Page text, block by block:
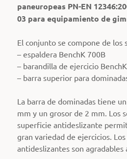
paneuropeas PN-EN
03 para equipamiento de
El conjunto se compone de
– espaldera BenchK 700B
– barandilla de ejercicio
– barra superior para
La barra de dominadas tiene
mm y un grosor de 2 mm. Los
superficie antideslizante
gran variedad de ejercicios.
antideslizantes son agradables